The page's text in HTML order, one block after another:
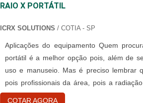
RAIO X PORTÁTIL
ICRX SOLUTIONS / COTIA - SP
Aplicações do equipamento Quem procura por praticidade e leveza, o raio x
portátil é a melhor opção pois, além de
uso e manuseio. Mas é preciso lembrar
pois profissionais da área, pois a
são equilibradas corretamente no
COTAR AGORA